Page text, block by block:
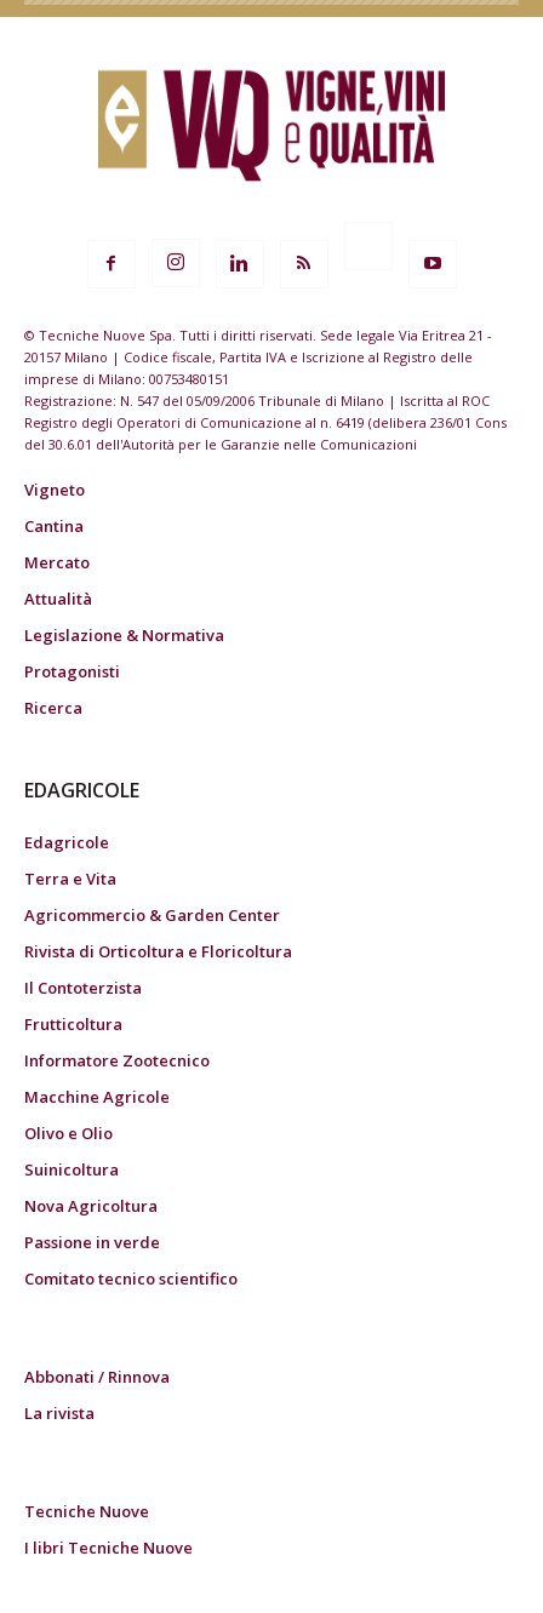
© Tecniche Nuove Spa. Tutti i diritti riservati. Sede legale Via Eritrea 21 -
20157 Milano | Codice fiscale, Partita IVA e Iscrizione al Registro delle
imprese di Milano: 00753480151
Registrazione: N. 547 del 05/09/2006 Tribunale di Milano | Iscritta al ROC
Registro degli Operatori di Comunicazione al n. 6419 (delibera 236/01 Cons
del 30.6.01 dell'Autorità per le Garanzie nelle Comunicazioni
Vigneto
Cantina
Mercato
Attualità
Legislazione & Normativa
Protagonisti
Ricerca
EDAGRICOLE
Edagricole
Terra e Vita
Agricommercio & Garden Center
Rivista di Orticoltura e Floricoltura
Il Contoterzista
Frutticoltura
Informatore Zootecnico
Macchine Agricole
Olivo e Olio
Suinicoltura
Nova Agricoltura
Passione in verde
Comitato tecnico scientifico
Abbonati / Rinnova
La rivista
Tecniche Nuove
I libri Tecniche Nuove